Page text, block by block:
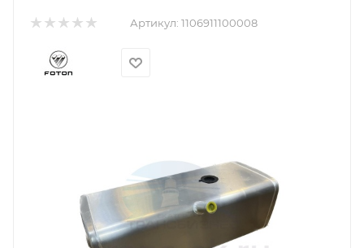
Артикул: 1106911100008